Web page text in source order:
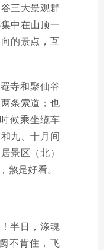
三大景观群
中在山顶一
的景点，互
寺和聚仙谷
条索道；也
候乘坐缆车
九、十月间
景区（北）
煞是好看。
半日，涤魂
不肯住，飞